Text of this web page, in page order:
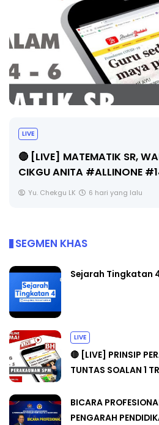
LIVE
🔴 [LIVE] MATEMATIK SR,
CIKGU ANITA #ALLINONE
Yu. Chekgu LK 6 hari yang lalu
SEGMEN KHAS
Sejarah Tingkatan
LIVE
🔴 [LIVE] PRINSIP
TUNTAS SOALAN 1
BICARA
PENGARAH